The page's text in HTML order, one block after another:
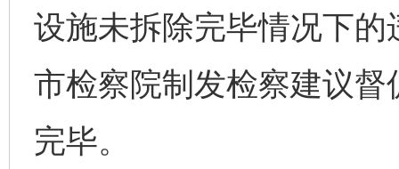
设施未拆除完毕情况下
市检察院制发检察建议
完毕。